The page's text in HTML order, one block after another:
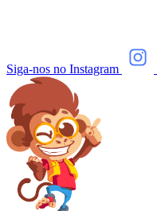
Siga-nos no Instagram